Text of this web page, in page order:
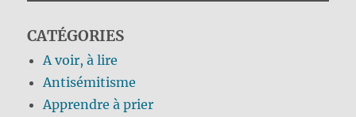
CATÉGORIES
A voir, à lire
Antisémitisme
Apprendre à prier